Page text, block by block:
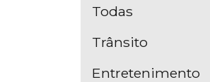
Todas
Trânsito
Entretenimento